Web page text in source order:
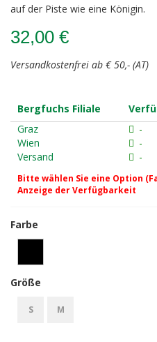
auf der Piste wie eine Königin.
32,00 €
Versandkostenfrei ab € 50,- (AT)
Bergfuchs Filiale
Graz
-
Wien
-
Versand
-
Bitte wählen Sie eine Option
Anzeige der Verfügbarkeit
Farbe
Größe
S M